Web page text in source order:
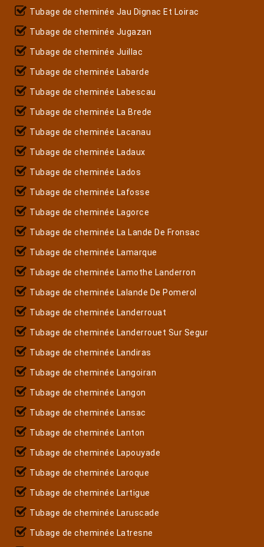
Tubage de cheminée Jau Dignac Et Loirac
Tubage de cheminée Jugazan
Tubage de cheminée Juillac
Tubage de cheminée Labarde
Tubage de cheminée Labescau
Tubage de cheminée La Brede
Tubage de cheminée Lacanau
Tubage de cheminée Ladaux
Tubage de cheminée Lados
Tubage de cheminée Lafosse
Tubage de cheminée Lagorce
Tubage de cheminée La Lande De Fronsac
Tubage de cheminée Lamarque
Tubage de cheminée Lamothe Landerron
Tubage de cheminée Lalande De Pomerol
Tubage de cheminée Landerrouat
Tubage de cheminée Landerrouet Sur Segur
Tubage de cheminée Landiras
Tubage de cheminée Langoiran
Tubage de cheminée Langon
Tubage de cheminée Lansac
Tubage de cheminée Lanton
Tubage de cheminée Lapouyade
Tubage de cheminée Laroque
Tubage de cheminée Lartigue
Tubage de cheminée Laruscade
Tubage de cheminée Latresne